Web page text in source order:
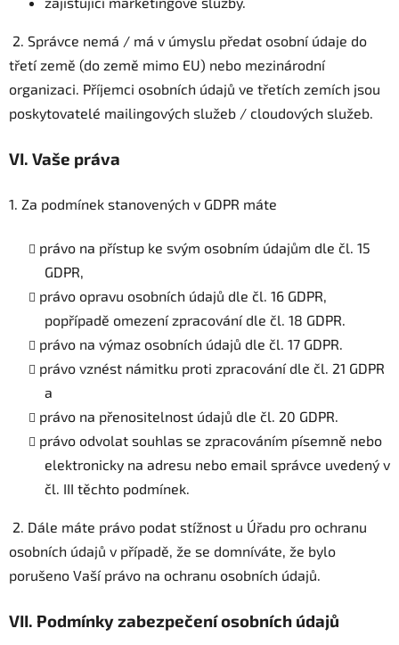
2. Správce nemá / má v úmyslu předat osobní údaje do
třetí země (do země mimo EU) nebo mezinárodní
organizaci. Příjemci osobních údajů ve třetích zemích jsou
poskytovatelé mailingových služeb / cloudových služeb.
VI. Vaše práva
1. Za podmínek stanovených v GDPR máte
právo na přístup ke svým osobním údajům dle čl. 15
GDPR,
právo opravu osobních údajů dle čl. 16 GDPR,
popřípadě omezení zpracování dle čl. 18 GDPR.
právo na výmaz osobních údajů dle čl. 17 GDPR.
právo vznést námitku proti zpracování dle čl. 21 GDPR
a
právo na přenositelnost údajů dle čl. 20 GDPR.
právo odvolat souhlas se zpracováním písemně nebo
elektronicky na adresu nebo email správce uvedený v
čl. III těchto podmínek.
2. Dále máte právo podat stížnost u Úřadu pro ochranu
osobních údajů v případě, že se domníváte, že bylo
porušeno Vaší právo na ochranu osobních údajů.
VII. Podmínky zabezpečení osobních údajů